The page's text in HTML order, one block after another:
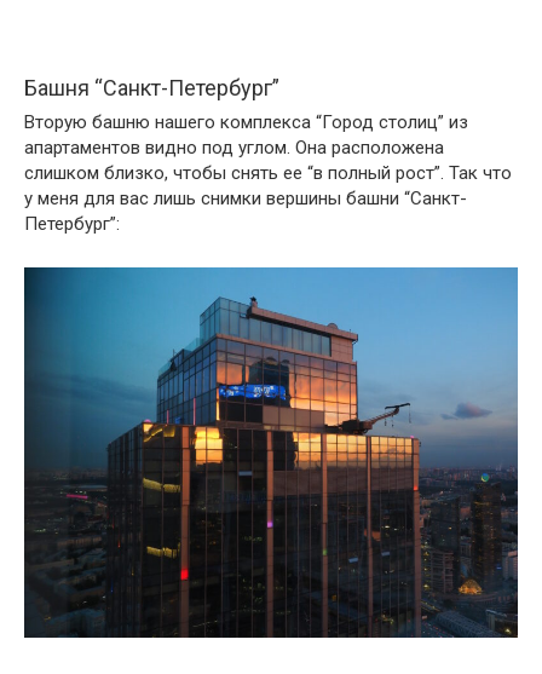
Башня “Санкт-Петербург”
Вторую башню нашего комплекса “Город столиц” из
апартаментов видно под углом. Она расположена
слишком близко, чтобы снять ее “в полный рост”. Так что
у меня для вас лишь снимки вершины башни “Санкт-
Петербург”: